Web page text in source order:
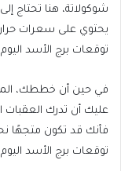
شوكولاتة، هنا تحتاج
يحتوي على سعرات
توقعات برج الأسد اليوم
في حين أن خططك،
عليك أن تدرك العقبات
فأنك قد تكون متجهًا
توقعات برج الأسد